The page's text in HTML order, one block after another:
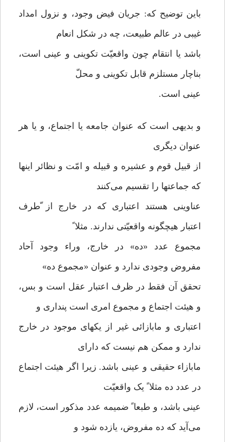
باین توضیح که: جریان فیض وجود، و نزول امداد
غیبی در عالم طبیعت، چه در شکل انعام
باشد یا انتقام چون واقعیّت تکوینی و عینی است،
بناچار مستلزم قابل تکوینی و محلّ
عینی است.
و بدیهی است که عنوان جامعه یا اجتماع، و یا هر
عنوان دیگری
از قبیل قوم و عشیره و قبیله و امّت و نظائر اینها
که جماعتها را تقسیم می‌کنند
عناوینی هستند اعتباری که در خارج از ّطرف
اعتبار هیچگونه واقعیّتی ندارند. مثلا ً
مجموع عدد «ده» در خارج، وراء وجود آحاد
مفروض وجودی ندارد و عنوان «مجموع ده»
تحقق آن فقط در ظرف اعتبار عقل است و بس،
و هیئت اجتماع و مجموع امری است پنداری و
اعتباری و مابازائی غیر از یکهای موجود در خارج
ندارد و ممکن هم نیست که دارای
مابازاء حقیقی و عینی باشد. زیرا اگر هیئت اجتماع
در عدد ده مثلا ً یک واقعیّت
عینی باشد، و طبعا ً ضمیمه عدد مذکور است، لازم
می‌آید که ده مفروض، یازده شود و